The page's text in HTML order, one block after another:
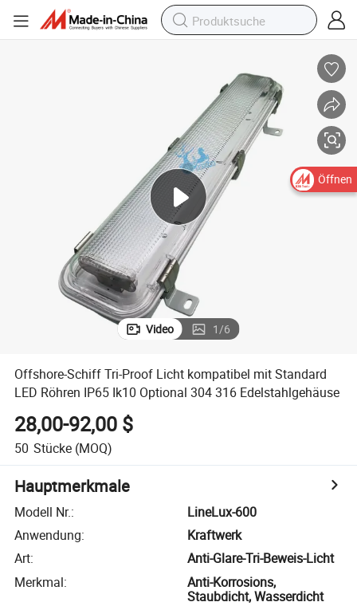
Video 1/6
Offshore-Schiff Tri-Proof Licht kompatibel mit Standard
LED Röhren IP65 Ik10 Optional 304 316 Edelstahlgehäuse
28,00-92,00 $
50 Stücke (MOQ)
Hauptmerkmale
Modell Nr.:
LineLux-600
Anwendung:
Kraftwerk
Art:
Anti-Glare-Tri-Beweis-Licht
Merkmal:
Anti-Korrosions,
Staubdicht, Wasserdicht
Öffnen